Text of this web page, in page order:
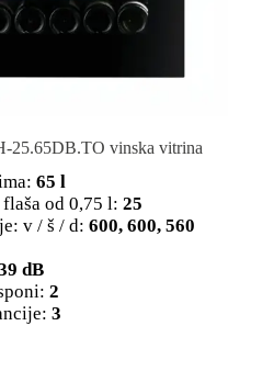
vinska vitrina
65 l
od 0,75 l: 25
v / š / d: 600, 600, 560
dB
2
3